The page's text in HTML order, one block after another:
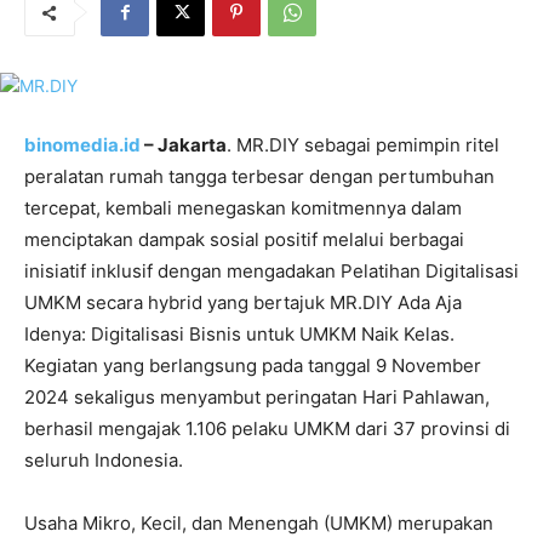
binomedia.id – Jakarta. MR.DIY sebagai pemimpin ritel
peralatan rumah tangga terbesar dengan pertumbuhan
tercepat, kembali menegaskan komitmennya dalam
menciptakan dampak sosial positif melalui berbagai
inisiatif inklusif dengan mengadakan Pelatihan Digitalisasi
UMKM secara hybrid yang bertajuk MR.DIY Ada Aja
Idenya: Digitalisasi Bisnis untuk UMKM Naik Kelas.
Kegiatan yang berlangsung pada tanggal 9 November
2024 sekaligus menyambut peringatan Hari Pahlawan,
berhasil mengajak 1.106 pelaku UMKM dari 37 provinsi di
seluruh Indonesia.
Usaha Mikro, Kecil, dan Menengah (UMKM) merupakan